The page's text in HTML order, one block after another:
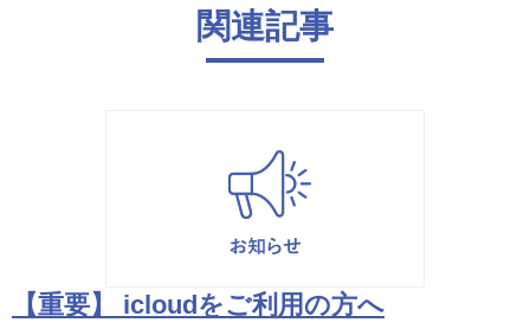
関連記事
【重要】 icloudをご利用の方へ